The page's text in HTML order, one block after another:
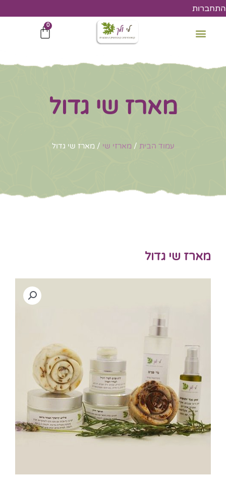
דילוג
לתוכן
התחברות
0
עגלת
מארז שי גדול
עמוד הבית / מארזי שי / מארז שי גדול
מארז שי גדול